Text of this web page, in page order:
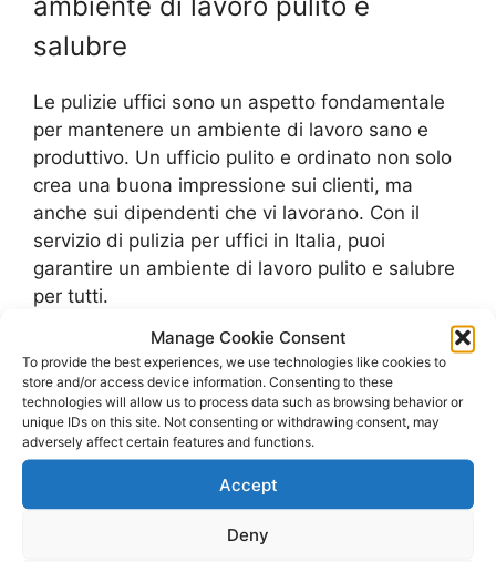
Manage Cookie Consent
To provide the best experiences, we use technologies like cookies to
store and/or access device information. Consenting to these
technologies will allow us to process data such as browsing behavior or
unique IDs on this site. Not consenting or withdrawing consent, may
adversely affect certain features and functions.
Accept
Deny
salubre
Le pulizie uffici sono un aspetto fondamentale
per mantenere un ambiente di lavoro sano e
produttivo. Un ufficio pulito e ordinato non solo
crea una buona impressione sui clienti, ma
anche sui dipendenti che vi lavorano. Con il
servizio di pulizia per uffici in Italia, puoi
garantire un ambiente di lavoro pulito e salubre
per tutti.
Il costo delle pulizie uffici può variare a seconda
delle dimensioni dell’ufficio e dei servizi
richiesti. È possibile richiedere preventivi e
preventivi gratuiti per avere un’idea dei costi.
Inoltre, i prezzi delle pulizie uffici dipendono
anche dalla frequenza delle pulizie e dalle